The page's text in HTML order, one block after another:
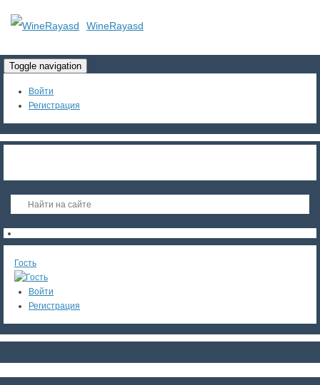
WineRayasd
Toggle navigation
Войти
Регистрация
Гость
Войти
Регистрация